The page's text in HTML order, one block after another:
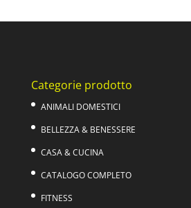
Categorie prodotto
ANIMALI DOMESTICI
BELLEZZA & BENESSERE
CASA & CUCINA
CATALOGO COMPLETO
FITNESS